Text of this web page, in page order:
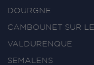
DOURGNE
CAMBOUNET SUR
VALDURENQUE
SEMALENS